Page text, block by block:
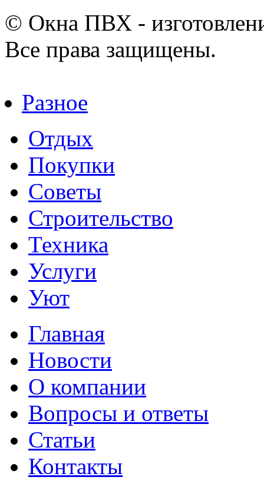
© Окна ПВХ -
Все права защищены.
Разное
Отдых
Покупки
Советы
Строительство
Техника
Услуги
Уют
Главная
Новости
О компании
Вопросы и ответы
Статьи
Контакты